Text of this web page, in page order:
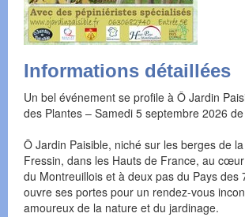
Informations détaillées
Un bel événement se profile à Ô Jardin
des Plantes – Samedi 5 septembre 2026
Ô Jardin Paisible, niché sur les berges de
Fressin, dans les Hauts de France, au
du Montreuillois et à deux pas du Pays des
ouvre ses portes pour un rendez-vous
amoureux de la nature et du jardinage.